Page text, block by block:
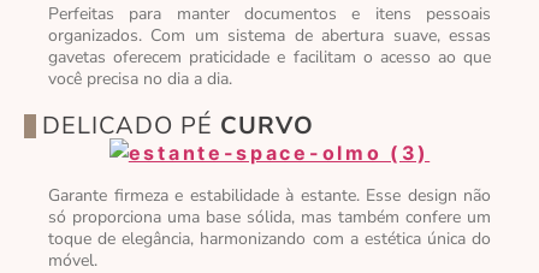
Perfeitas para manter documentos e itens pessoais
organizados. Com um sistema de abertura suave, essas
gavetas oferecem praticidade e facilitam o acesso ao que
você precisa no dia a dia.
DELICADO PÉ CURVO
Garante firmeza e estabilidade à estante. Esse design não
só proporciona uma base sólida, mas também confere um
toque de elegância, harmonizando com a estética única do
móvel.